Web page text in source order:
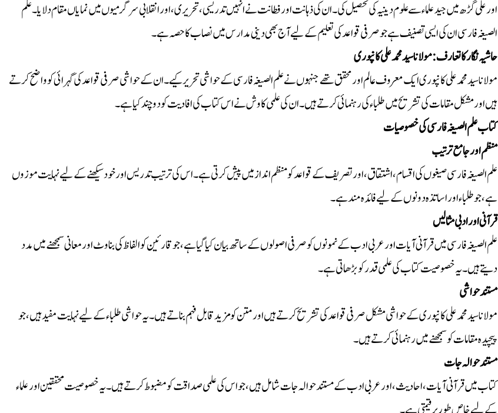
اور علی گڑھ میں جید علماء سے علوم دینیہ کی تحصیل کی۔ ان کی ذہانت اور فطانت نے انہیں تدریسی، تحریری، اور انقلابی سرگرمیوں میں نمایاں مقام دلایا۔ علم
الصیغہ فارسی ان کی ایسی تصنیف ہے جو صرفی قواعد کی تعلیم کے لیے آج بھی دینی مدارس میں نصاب کا حصہ ہے۔
حاشیہ نگار کا تعارف: مولانا سید محمد علی کانپوری
مولانا سید محمد علی کانپوری ایک معروف عالم اور محقق تھے جنہوں نے علم الصیغہ فارسی کے حواشی تحریر کیے۔ ان کے حواشی صرفی قواعد کی گہرائی کو واضح کرتے
ہیں اور مشکل مقامات کی تشریح میں طلباء کی رہنمائی کرتے ہیں۔ ان کی علمی کاوش نے اس کتاب کی افادیت کو دوچند کیا ہے۔
کتاب علم الصیغہ فارسی کی خصوصیات
منظم اور جامع ترتیب
علم الصیغہ فارسی صیغوں کی اقسام، اشتقاق، اور تصریف کے قواعد کو منظم انداز میں پیش کرتی ہے۔ اس کی ترتیب تدریس اور خود سیکھنے کے لیے نہایت موزوں
ہے، جو طلباء اور اساتذہ دونوں کے لیے فائدہ مند ہے۔
قرآنی اور ادبی مثالیں
علم الصیغہ فارسی میں قرآنی آیات اور عربی ادب کے نمونوں کو صرفی اصولوں کے ساتھ بیان کیا گیا ہے، جو قارئین کو الفاظ کی بناوٹ اور معانی سمجھنے میں مدد
دیتے ہیں۔ یہ خصوصیت کتاب کی علمی قدر کو بڑھاتی ہے۔
مستند حواشی
مولانا سید محمد علی کانپوری کے حواشی مشکل صرفی قواعد کی تشریح کرتے ہیں اور متن کو مزید قابل فہم بناتے ہیں۔ یہ حواشی طلباء کے لیے نہایت مفید ہیں، جو
پیچیدہ مقامات کو سمجھنے میں رہنمائی کرتے ہیں۔
مستند حوالہ جات
کتاب میں قرآنی آیات، احادیث، اور عربی ادب کے مستند حوالہ جات شامل ہیں، جو اس کی علمی صداقت کو مضبوط کرتے ہیں۔ یہ خصوصیت محققین اور علماء